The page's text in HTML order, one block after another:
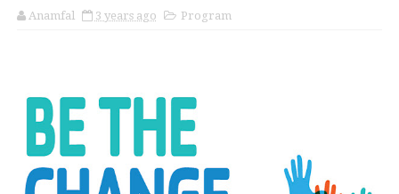
Anamfal 3 years ago Program